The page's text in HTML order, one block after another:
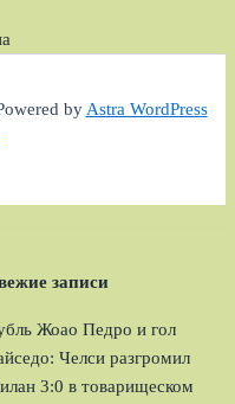
byAstra WordPress
записи
Жоао Педро и гол
Челси разгромил
3:0 в товарищеском